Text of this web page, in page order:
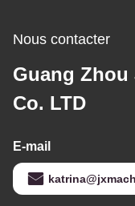
Nous contacter
Guang Zhou
Co. LTD
E-mail